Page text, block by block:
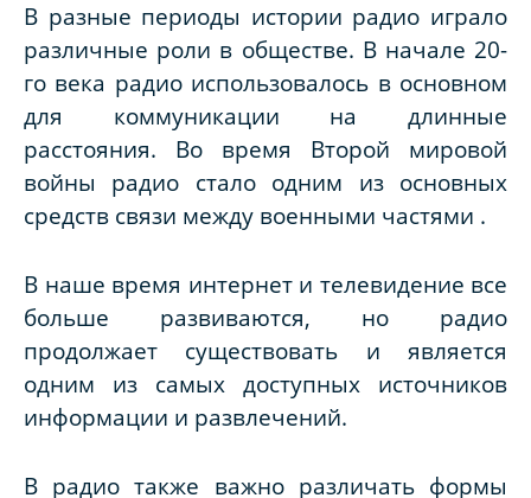
В разные периоды истории радио играло
различные роли в обществе. В начале 20-
го века радио использовалось в основном
для коммуникации на длинные
расстояния. Во время Второй мировой
войны радио стало одним из основных
средств связи между военными частями .
В наше время интернет и телевидение все
больше развиваются, но радио
продолжает существовать и является
одним из самых доступных источников
информации и развлечений.
В радио также важно различать формы